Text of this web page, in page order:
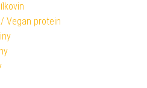
Vegan protein